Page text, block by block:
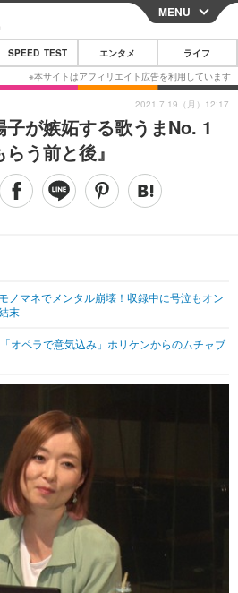
CLOSE
スマートフォン
その他
映画・ドラマ
その他
MENU
SPEED TEST エンタメ ライフ
が嫉妬する歌うまNo. 1
う前と後』
ノマネでメンタル崩壊！収録中に号泣もオン
末
オペラで意気込み」ホリケンからのムチャブ
2021.7.19（月）12:17